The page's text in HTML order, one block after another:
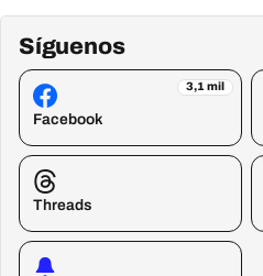
Síguenos
3,1 mil
Facebook
Threads